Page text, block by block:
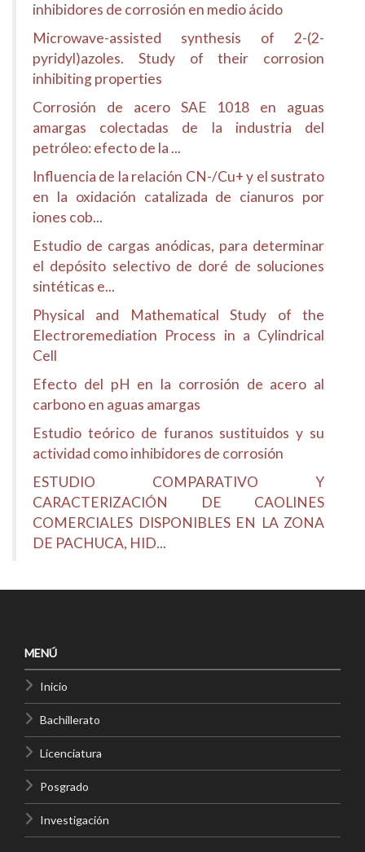
inhibidores de corrosión en medio ácido
Microwave-assisted synthesis of 2-(2-
pyridyl)azoles. Study of their corrosion
inhibiting properties
Corrosión de acero SAE 1018 en aguas
amargas colectadas de la industria del
petróleo: efecto de la ...
Influencia de la relación CN-/Cu+ y el sustrato
en la oxidación catalizada de cianuros por
iones cob...
Estudio de cargas anódicas, para determinar
el depósito selectivo de doré de soluciones
sintéticas e...
Physical and Mathematical Study of the
Electroremediation Process in a Cylindrical
Cell
Efecto del pH en la corrosión de acero al
carbono en aguas amargas
Estudio teórico de furanos sustituidos y su
actividad como inhibidores de corrosión
ESTUDIO COMPARATIVO Y
CARACTERIZACIÓN DE CAOLINES
COMERCIALES DISPONIBLES EN LA ZONA
DE PACHUCA, HID...
MENÚ
Inicio
Bachillerato
Licenciatura
Posgrado
Investigación